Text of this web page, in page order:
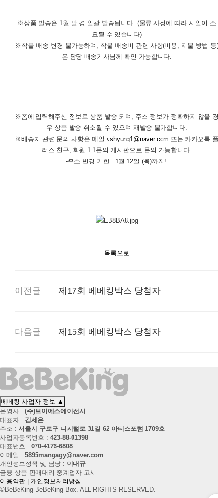
※상품 발송은 1월 말 경 일괄 발송됩니다. (물류 사정에 따라 시일이 소
요될 수 있습니다)
※착불 배송 변경 불가능하며, 착불 배송비 관련 사항(비용, 지불 방법 등)
은 담당 배송기사님께 확인 가능합니다.
※폼에 입력해주신 정보로 상품 발송 되며, 주소 정보가 정확하지 않을
우 상품 발송 취소될 수 있으며 재발송 불가합니다.
※배송지 관련 문의 사항은 메일 vshyung1@naver.com 또는 카카오톡
러스 친구, 회원 1:1문의 게시판으로 문의 가능합니다.
-주소 변경 기한 : 1월 12일 (목)까지!
목록으로
이전글 제17회 베베킹박스 당첨자
다음글 제15회 베베킹박스 당첨자
베베킹 사업자 정보 ▲
운영사 : (주)브이에스에이전시
대표자 : 김세은
주소 : 서울시 구로구 디지털로 31길 62 아티스포럼 1709호
사업자등록번호 : 423-88-01398
대표번호 : 070-4176-6808
이메일 : 5895mangagy@naver.com
개인정보정책 및 담당 : 이대규
금융 상품 판매대리 중계업자 고시
이용약관
개인정보처리방침
©BeBeKing BeBeKing Box. ALL RIGHTS RESERVED.